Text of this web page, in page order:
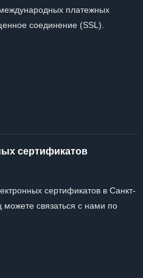
платежных
соединение (SSL).
сертификатов
сертификатов в Санкт-
можете связаться с нами по